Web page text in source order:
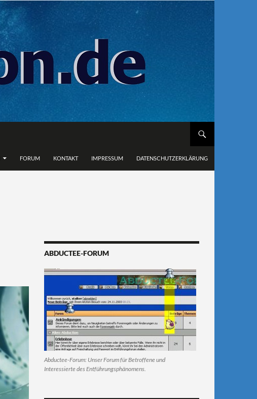
FORUM KONTAKT IMPRESSUM DATENSCHUTZERKLÄRUNG
ABDUCTEE-FORUM
Abductee-Forum: Unser Forum für Betroffene und
Interessierte des Entführungsphänomens.